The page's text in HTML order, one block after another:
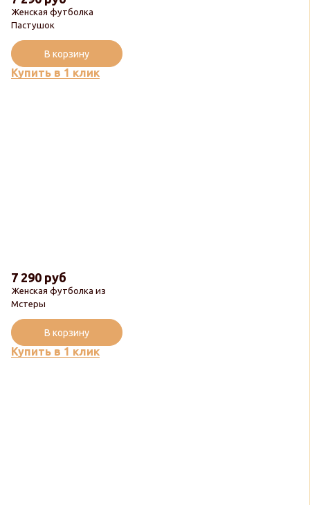
Женская футболка
Пастушок
Купить в 1 клик
В корзину
Женская футболка из
Мстеры
7 290 руб
Купить в 1 клик
В корзину